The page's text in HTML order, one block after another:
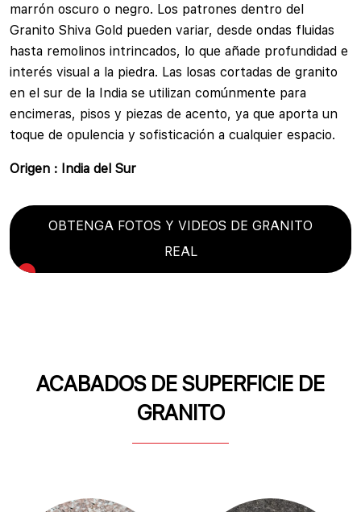
marrón oscuro o negro. Los patrones dentro del
Granito Shiva Gold pueden variar, desde ondas fluidas
hasta remolinos intrincados, lo que añade profundidad e
interés visual a la piedra. Las losas cortadas de granito
en el sur de la India se utilizan comúnmente para
encimeras, pisos y piezas de acento, ya que aporta un
toque de opulencia y sofisticación a cualquier espacio.
Origen : India del Sur
OBTENGA FOTOS Y VIDEOS DE GRANITO
REAL
ACABADOS DE SUPERFICIE DE
GRANITO